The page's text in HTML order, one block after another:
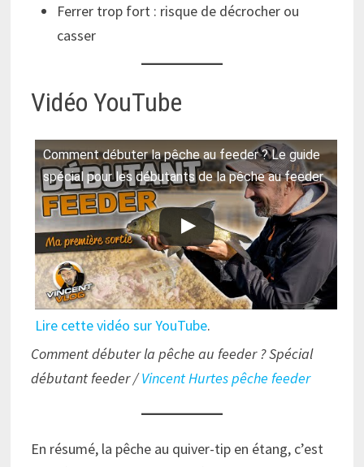
Ferrer trop fort : risque de décrocher ou
casser
Vidéo YouTube
Comment débuter la pêche au feeder ? Le guide
spécial pour les débutants de la pêche au feeder
Lire cette vidéo sur YouTube.
Comment débuter la pêche au feeder ? Spécial
débutant feeder /Vincent Hurtes pêche feeder
En résumé, la pêche au quiver-tip en étang, c’est